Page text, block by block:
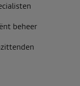
beheer